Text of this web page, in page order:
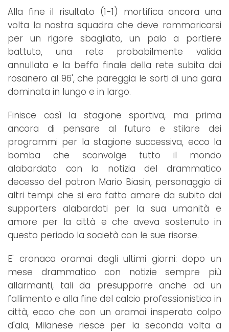
Alla fine il risultato (1-1) mortifica ancora una
volta la nostra squadra che deve rammaricarsi
per un rigore sbagliato, un palo a portiere
battuto, una rete probabilmente valida
annullata e la beffa finale della rete subita dai
rosanero al 96', che pareggia le sorti di una gara
dominata in lungo e in largo.
Finisce così la stagione sportiva, ma prima
ancora di pensare al futuro e stilare dei
programmi per la stagione successiva, ecco la
bomba che sconvolge tutto il mondo
alabardato con la notizia del drammatico
decesso del patron Mario Biasin, personaggio di
altri tempi che si era fatto amare da subito dai
supporters alabardati per la sua umanità e
amore per la città e che aveva sostenuto in
questo periodo la società con le sue risorse.
E' cronaca oramai degli ultimi giorni: dopo un
mese drammatico con notizie sempre più
allarmanti, tali da presupporre anche ad un
fallimento e alla fine del calcio professionistico in
città, ecco che con un oramai insperato colpo
d'ala, Milanese riesce per la seconda volta a